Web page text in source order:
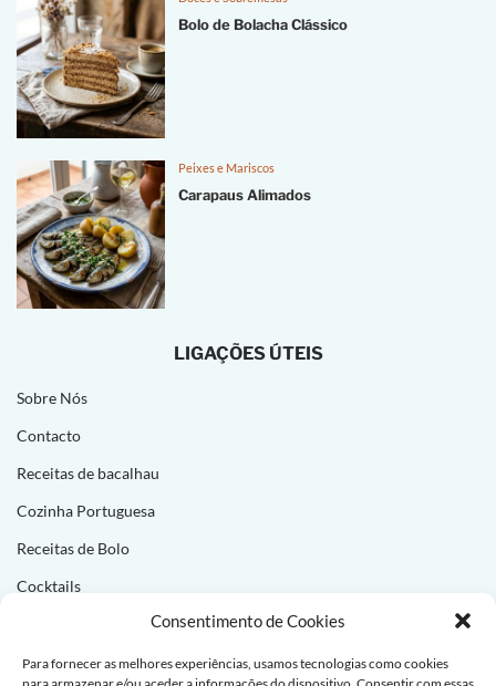
Consentimento de Cookies
Para fornecer as melhores experiências, usamos tecnologias como cookies
Bolo de Bolacha Clássico
Peixes e Mariscos
Carapaus Alimados
LIGAÇÕES ÚTEIS
Sobre Nós
Contacto
Receitas de bacalhau
Cozinha Portuguesa
Receitas de Bolo
Cocktails